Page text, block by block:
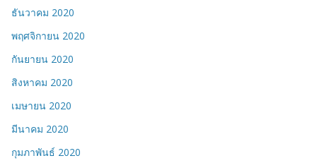
ธันวาคม 2020
พฤศจิกายน 2020
กันยายน 2020
สิงหาคม 2020
เมษายน 2020
มีนาคม 2020
กุมภาพันธ์ 2020